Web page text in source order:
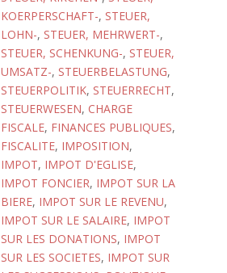
KOERPERSCHAFT-, STEUER,
LOHN-, STEUER, MEHRWERT-,
STEUER, SCHENKUNG-, STEUER,
UMSATZ-, STEUERBELASTUNG,
STEUERPOLITIK, STEUERRECHT,
STEUERWESEN, CHARGE
FISCALE, FINANCES PUBLIQUES,
FISCALITE, IMPOSITION,
IMPOT, IMPOT D'EGLISE,
IMPOT FONCIER, IMPOT SUR LA
BIERE, IMPOT SUR LE REVENU,
IMPOT SUR LE SALAIRE, IMPOT
SUR LES DONATIONS, IMPOT
SUR LES SOCIETES, IMPOT SUR